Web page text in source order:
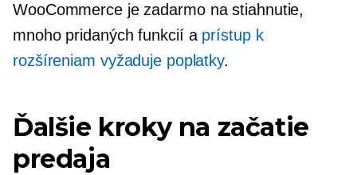
WooCommerce je zadarmo na stiahnutie,
mnoho pridaných funkcií a prístup k
rozšíreniam vyžaduje poplatky.
Ďalšie kroky na začatie
predaja